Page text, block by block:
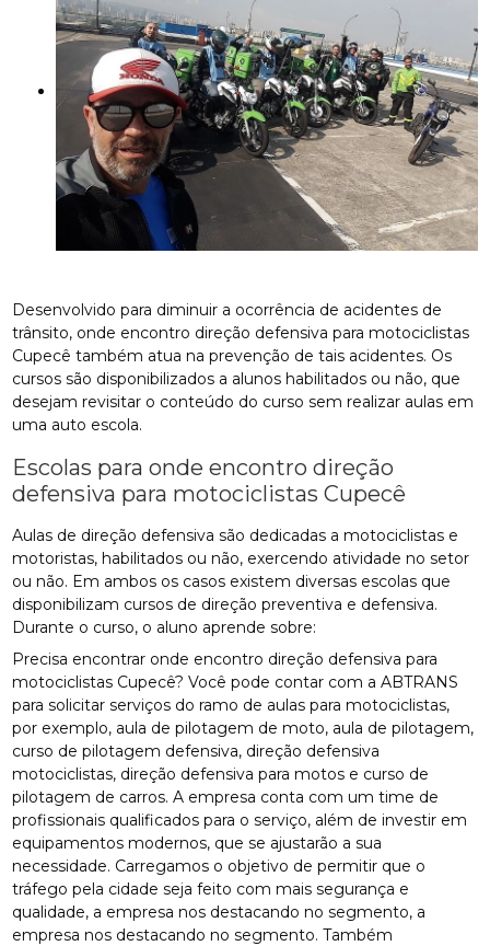
Desenvolvido para diminuir a ocorrência de acidentes de
trânsito, onde encontro direção defensiva para motociclistas
Cupecê também atua na prevenção de tais acidentes. Os
cursos são disponibilizados a alunos habilitados ou não, que
desejam revisitar o conteúdo do curso sem realizar aulas em
uma auto escola.
Escolas para onde encontro direção
defensiva para motociclistas Cupecê
Aulas de direção defensiva são dedicadas a motociclistas e
motoristas, habilitados ou não, exercendo atividade no setor
ou não. Em ambos os casos existem diversas escolas que
disponibilizam cursos de direção preventiva e defensiva.
Durante o curso, o aluno aprende sobre:
Precisa encontrar onde encontro direção defensiva para
motociclistas Cupecê? Você pode contar com a ABTRANS
para solicitar serviços do ramo de aulas para motociclistas,
por exemplo, aula de pilotagem de moto, aula de pilotagem,
curso de pilotagem defensiva, direção defensiva
motociclistas, direção defensiva para motos e curso de
pilotagem de carros. A empresa conta com um time de
profissionais qualificados para o serviço, além de investir em
equipamentos modernos, que se ajustarão a sua
necessidade. Carregamos o objetivo de permitir que o
tráfego pela cidade seja feito com mais segurança e
qualidade, a empresa nos destacando no segmento, a
empresa nos destacando no segmento. Também